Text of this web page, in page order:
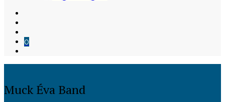
0
Muck Éva Band